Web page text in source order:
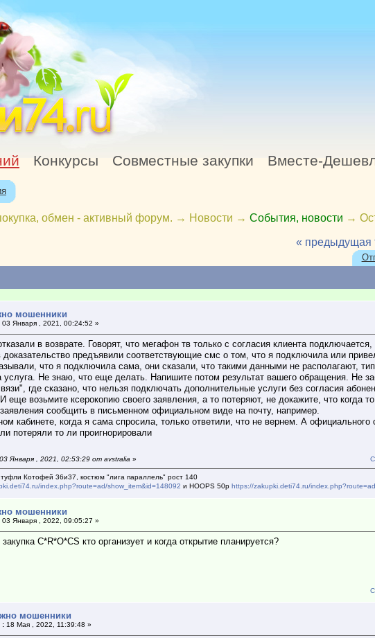
Конкурсы Совместные закупки Вместе-
обмен - активный форум. → Новости → События, новости →
« предыдущая
мошенники
03 Января , 2021, 00:24:52 »
в возврате. Говорят, что мегафон тв только с согласия клиента
доказательство предъявили соответствующие смс о том, что я подключила или
что я подключила сама, они сказали, что такими данными не располагают,
услуга. Не знаю, что еще делать. Напишите потом результат вашего обращения. Не
где сказано, что нельзя подключать дополнительные услуги без согласия
еще возьмите ксерокопию своего заявления, а то потеряют, не докажите, что когда
сообщить в письменном официальном виде на почту, например.
кабинете, когда я сама спросила, только ответили, что не вернем. А официального
потеряли то ли проигнорировали
Января , 2021, 02:53:29 от avstralia »
Котофей 36и37, костюм "лига параллель" рост 140
index.php?route=ad/show_item&id=148092 и HOOPS 50рhttps://zakupki.deti74.ru/
мошенники
03 Января , 2022, 09:05:27 »
C*R*O*CS кто организует и когда открытие планируется?
мошенники
: 18 Мая , 2022, 11:39:48 »